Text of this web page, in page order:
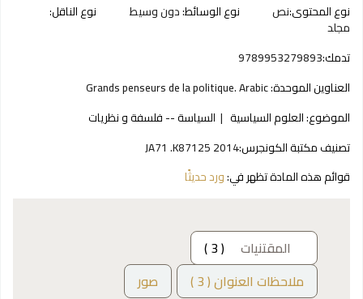
نوع المحتوى:نص نوع الوسائط:دون وسيط نوع الناقل:
مجلد
تدمك:9789953279893
العناوين الموحدة:Grands penseurs de la politique. Arabic
الموضوع:العلوم السياسية
السياسة -- فلسفة و نظريات
تصنيف مكتبة الكونجرس:JA71 .K87125 2014
قوائم هذه المادة تظهر في:ورد حديثًا
المقتنيات
( 3 )
ملاحظات العنوان ( 3 )
صور